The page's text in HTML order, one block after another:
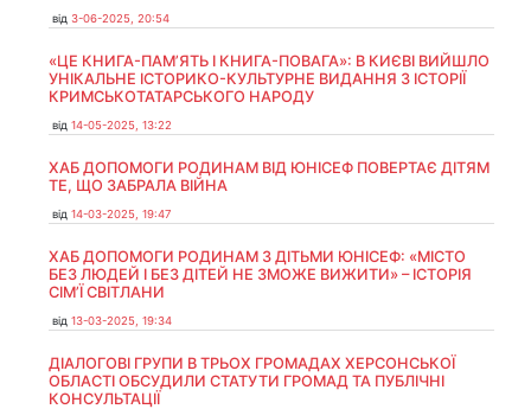
від 3-06-2025, 20:54
«ЦЕ КНИГА-ПАМ’ЯТЬ І КНИГА-ПОВАГА»: В КИЄВІ ВИЙШЛО
УНІКАЛЬНЕ ІСТОРИКО-КУЛЬТУРНЕ ВИДАННЯ З ІСТОРІЇ
КРИМСЬКОТАТАРСЬКОГО НАРОДУ
від 14-05-2025, 13:22
ХАБ ДОПОМОГИ РОДИНАМ ВІД ЮНІСЕФ ПОВЕРТАЄ ДІТЯМ
ТЕ, ЩО ЗАБРАЛА ВІЙНА
від 14-03-2025, 19:47
ХАБ ДОПОМОГИ РОДИНАМ З ДІТЬМИ ЮНІСЕФ: «МІСТО
БЕЗ ЛЮДЕЙ І БЕЗ ДІТЕЙ НЕ ЗМОЖЕ ВИЖИТИ» – ІСТОРІЯ
СІМʼЇ СВІТЛАНИ
від 13-03-2025, 19:34
ДІАЛОГОВІ ГРУПИ В ТРЬОХ ГРОМАДАХ ХЕРСОНСЬКОЇ
ОБЛАСТІ ОБСУДИЛИ СТАТУТИ ГРОМАД ТА ПУБЛІЧНІ
КОНСУЛЬТАЦІЇ